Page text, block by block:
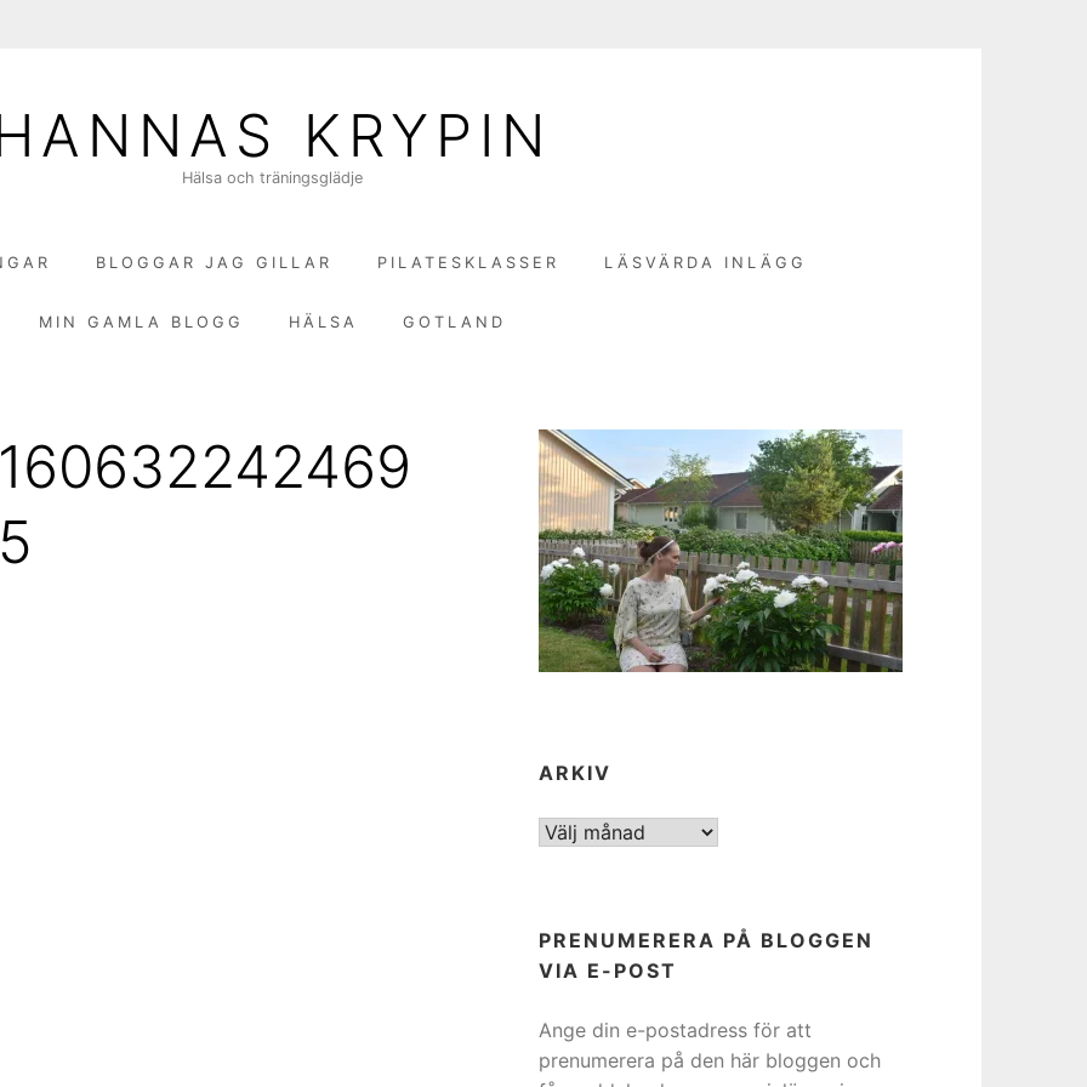
KRYPIN
Hälsa och träningsglädje
BLOGGAR JAG GILLAR PILATESKLASSER LÄSVÄRDA INLÄGG
MIN GAMLA BLOGG HÄLSA GOTLAND
ARKIV
ARKIV
PRENUMERERA PÅ BLOGGEN
VIA E-POST
Ange din e-postadress för att
prenumerera på den här bloggen och